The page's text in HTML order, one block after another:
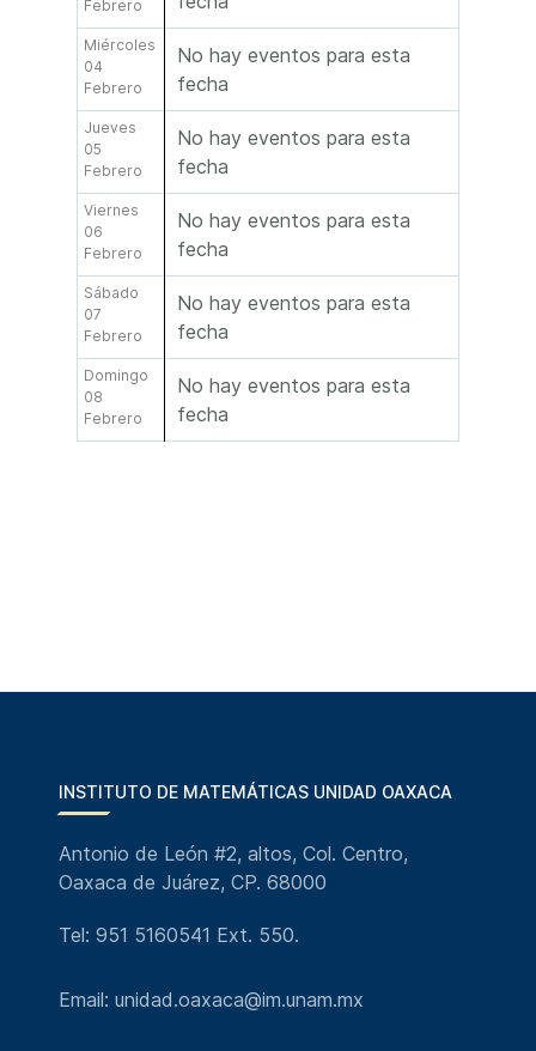
Febrero
Miércoles
04
Febrero
No hay eventos para esta
fecha
Jueves
05
Febrero
No hay eventos para esta
fecha
Viernes
06
Febrero
No hay eventos para esta
fecha
Sábado
07
Febrero
No hay eventos para esta
fecha
Domingo
08
Febrero
No hay eventos para esta
fecha
INSTITUTO DE MATEMÁTICAS UNIDAD OAXACA
Antonio de León #2, altos, Col. Centro,
Oaxaca de Juárez, CP. 68000
Tel: 951 5160541 Ext. 550.
Email: unidad.oaxaca@im.unam.mx